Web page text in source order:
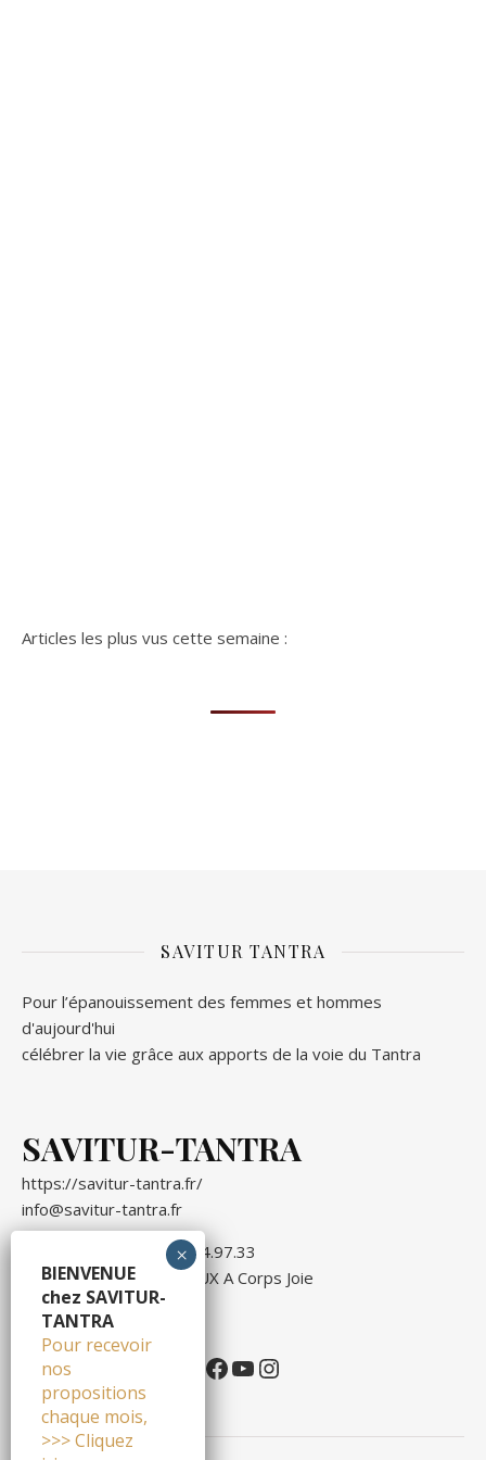
Articles les plus vus cette semaine :
SAVITUR TANTRA
Pour l’épanouissement des femmes et hommes
d'aujourd'hui
célébrer la vie grâce aux apports de la voie du Tantra
SAVITUR-TANTRA
https://savitur-tantra.fr/
info@savitur-tantra.fr
06.23.14.97.33
avec Corinne DEFRANOUX A Corps Joie
Facebook
YouTubeInstagram
BIENVENUE
chez SAVITUR-
TANTRA
Pour recevoir
nos
propositions
chaque mois,
>>> Cliquez